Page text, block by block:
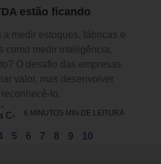
estão ficando
medir estoques, fábricas e
como medir inteligência,
O desafio das empresas
valor, mas desenvolver
lo.
C-
6 MINUTOS MIN DE LEITURA
5 6 7 8 9 10